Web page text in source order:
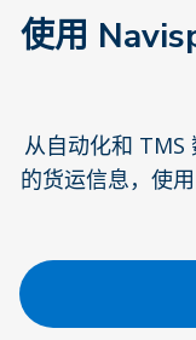
使用
从自动化和 TMS
的货运信息，使